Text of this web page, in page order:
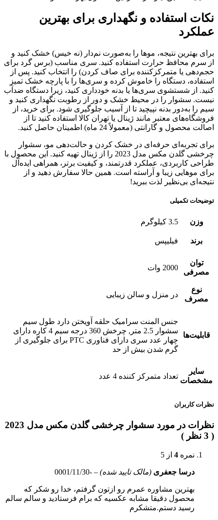
نکات استفاده و نگهداری برای بهترین
عملکرد
برای بهترین نتیجه، موها را به‌صورت نم‌دار (نه خیس) خشک کنید و
از سرم محافظ حرارت استفاده کنید. سری مناسب (برس گرد برای
حجم‌دهی یا متمرکزکننده برای صاف کردن) را انتخاب کنید. پس از
استفاده، دستگاه را خاموش کرده و سری‌ها را با پارچه خشک تمیز
کنید. از شستشوی سری‌ها یا بدنه خودداری کنید، زیرا دستگاه ضدآب
نیست. سشوار را در محیط خشک و دور از رطوبت نگهداری کنید و
سیم را به‌دور بدنه نپیچید تا از آسیب جلوگیری شود. برای خرید، از
فروشگاه‌های معتبر مانند ژینال یا تهران کالا استفاده کنید تا از
اصالت محصول و گارانتی (معمولاً 24 ماه) اطمینان حاصل کنید.
برای تجربه‌ای حرفه‌ای در خشک کردن و حالت‌دهی مو، سشوار
چرخشی گلدن مکس مدل 2023 را از ژینال تهیه کنید. این محصول با
طراحی کاربردی، عملکرد قدرتمند، و کیفیت برتر، همراهی ایده‌آل
برای موهایی زیبا و آراسته است. همین حالا سفارش دهید و از
نتیجه‌ای بی‌نظیر لذت ببرید!
توضیحات تکمیلی
وزن 3.5 کیلوگرم
برند فیلیپس
توان
مصرفی
2000 وات
نوع
مصرف
در منزل و سالن زیبایی
قابلیت‌ها
جنس المنت سرامیک حلقه آویختن دارد طول سیم
سشوار 2.5 متر, چرخش 360 درجه سیم 4 کاره دارای
چهار عدد سری دارای فناوری PTC برای جلوگیری از
گرم شدن بیش از حد
سایر
مشخصات
تعداد متمرکز کننده 4 عدد
نظرات کاربران
نظرات در مورد سشوار چرخشی گلدن مکس مدل 2023
( 3 نظر )
نمره 4 از 5
درسا جعفری (مالک تایید شده) –
-0001/11/30
بهترین مشاوره عمرم رو ازتون گرفتم، خدا رو شکر که
محصول دقیقا مشابه عکسیه که برام فرستادید و سالم سالم
رسید دستم.متشکرم